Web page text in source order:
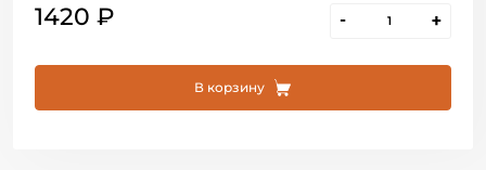
1420 ₽ - +
В корзину